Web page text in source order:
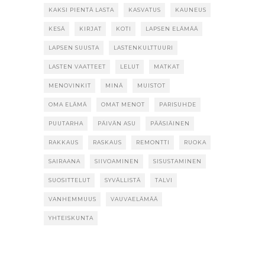
KAKSI PIENTÄ LASTA KASVATUS KAUNEUS
KESÄ KIRJAT KOTI LAPSEN ELÄMÄÄ
LAPSEN SUUSTA LASTENKULTTUURI
LASTEN VAATTEET LELUT MATKAT
MENOVINKIT MINÄ MUISTOT
OMA ELÄMÄ OMAT MENOT PARISUHDE
PUUTARHA PÄIVÄN ASU PÄÄSIÄINEN
RAKKAUS RASKAUS REMONTTI RUOKA
SAIRAANA SIIVOAMINEN SISUSTAMINEN
SUOSITTELUT SYVÄLLISTÄ TALVI
VANHEMMUUS VAUVAELÄMÄÄ
YHTEISKUNTA